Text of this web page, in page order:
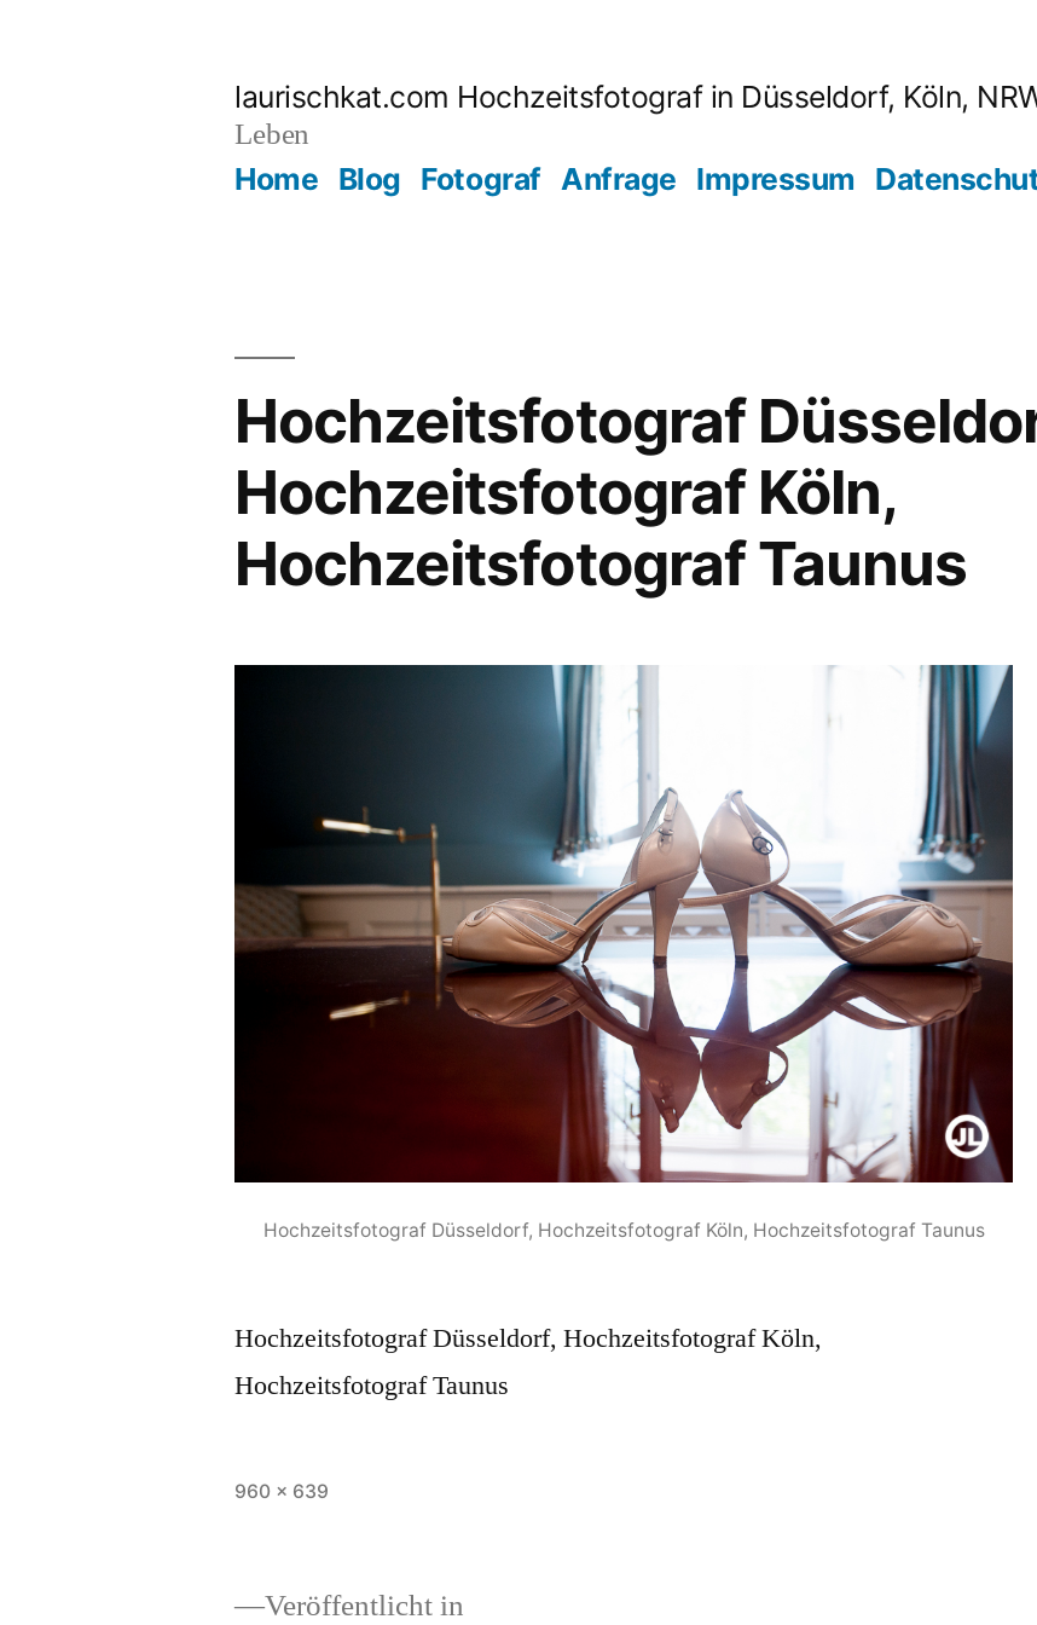
laurischkat.com Hochzeitsfotograf in Düsseldorf, Köln,
Leben
Home Blog Fotograf Anfrage Impressum
Hochzeitsfotograf
Hochzeitsfotograf Köln,
Hochzeitsfotograf Taunus
Hochzeitsfotograf Düsseldorf, Hochzeitsfotograf Köln, Hochzeitsfotograf Taunus
Hochzeitsfotograf Düsseldorf, Hochzeitsfotograf Köln,
Hochzeitsfotograf Taunus
Originalgröße
960 × 639
Veröffentlicht in